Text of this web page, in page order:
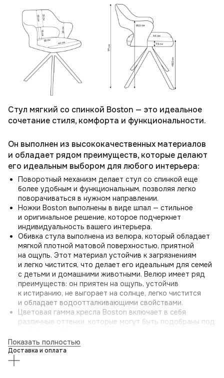
Стул мягкий со спинкой Boston — это идеальное
сочетание стиля, комфорта и функциональности.
Он выполнен из высококачественных материалов
и обладает рядом преимуществ, которые делают
его идеальным выбором для любого интерьера:
Поворотный механизм делает стул со спинкой еще
более удобным и функциональным, позволяя легко
поворачиваться в нужном направлении.
Ножки Boston выполнены в виде шпал — стильное
и оригинальное решение, которое подчеркнет
индивидуальность вашего интерьера.
Обивка стула выполнена из велюра, который обладает
мягкой плотной матовой поверхностью, приятной
на ощупь. Этот материал устойчив к загрязнениям
и легко чистится, что делает его идеальным для семей
с детьми и домашними животными. Велюр имеет ряд
преимуществ: он приятен на ощупь, устойчив
к истиранию, не выгорает на солнце, легко чистится
и обладает водоотталкивающими свойствами.
Цветовая гамма кресла Boston включает в себя
различные оттенки, которые могут быть подобраны под
поролоном, обеспечивающим комфорт и поддержку.
Спинка стула не сплошная, что делает его удобным для
перестановки в разные места вашего дома.
Показать полностью
Доставка и оплата